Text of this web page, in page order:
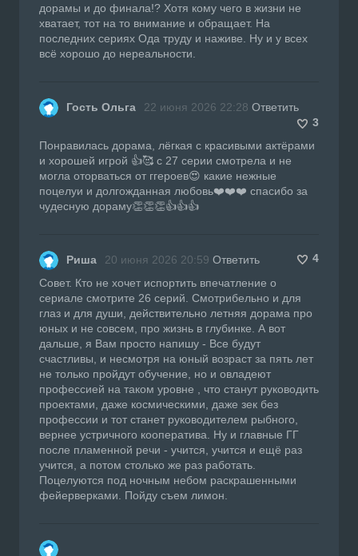
дорамы и до финала!? Хотя кому чего в жизни не
хватает, тот на то внимание и обращает. На
последних сериях Ода труду и наживе. Ну и у всех
всё хорошо до нереальности.
Гость Ольга 22 июня 2026 22:28 Ответить
3
Понравилась дорама, лёгкая с красивыми актёрами
и хорошей игрой 👍🥰 с 27 серии смотрела и не
могла оторваться от ггероев😍 какие нежные
поцелуи и долгожданная любовь❤️❤️❤️ спасибо за
чудесную дораму👏👏👏👍👍👍
Риша 20 июня 2026 20:59 Ответить
4
Совет. Кто не хочет испортить впечатление о
сериале смотрите 26 серий. Смотрибельно и для
глаз и для души, действительно летняя дорама про
юных и не совсем, про жизнь в глубинке. А вот
дальше, я Вам просто напишу - Все будут
счастливы, и несмотря на юный возраст за пять лет
не только пройдут обучение, но и овладеют
профессией на таком уровне , что станут руководить
проектами, даже космическими, даже зек без
профессии и тот станет руководителем рыбного,
вернее устричного кооператива. Ну и главные ГГ
после пламенной речи - учится, учится и ещё раз
учится, а потом столько же раз работать.
Поцелуются под ночным небом раскрашенными
фейерверками. Пойду съем лимон.